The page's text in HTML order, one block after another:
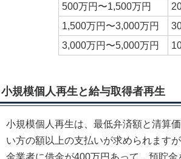
500万円〜1,500万円
1,500万円〜3,000万円
3,000万円〜5,000万円
小規模個人再生と給与取得者再生
小規模個人再生は、最低弁済額と清算
い方の額以上の支払いが求められます